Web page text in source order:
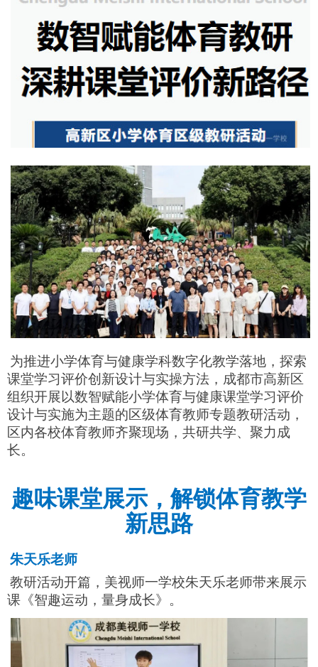
为推进小学体育与健康学科数字化教学落地，探索
课堂学习评价创新设计与实操方法，成都市高新区
组织开展以数智赋能小学体育与健康课堂学习评价
设计与实施为主题的区级体育教师专题教研活动，
区内各校体育教师齐聚现场，共研共学、聚力成
长。
趣味课堂展示，解锁体育教学
新思路
朱天乐老师
教研活动开篇，美视师一学校朱天乐老师带来展示
课《智趣运动，量身成长》。